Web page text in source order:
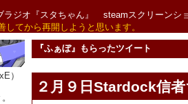
ラジオ『スタちゃん』
steamスクリーンシ
してから再開しようと思います。
『ふぁぼ』もらったツイート
２月９日Stardock信
）